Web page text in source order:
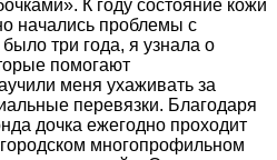
К году состояние кожи
начались проблемы с
три года, я узнала о
помогают
меня ухаживать за
перевязки. Благодаря
дочка ежегодно проходит
многопрофильном